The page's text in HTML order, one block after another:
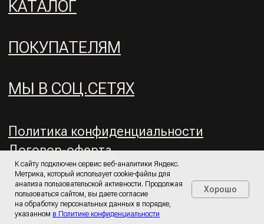
К сайту подключен сервис веб-аналитики Яндекс.
Метрика, который использует cookie-файлы для
анализа пользовательской активности. Продолжая
пользоваться сайтом, вы даете согласие
на обработку персональных данных в порядке,
указанном в Политике конфиденциальности
Хорошо